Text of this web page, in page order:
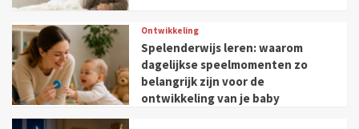
Ontwikkeling
Spelenderwijs leren: waarom
dagelijkse speelmomenten zo
belangrijk zijn voor de
ontwikkeling van je baby